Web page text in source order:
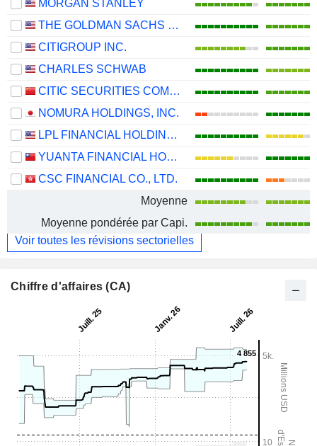
MORGAN STANLEY
THE GOLDMAN SACHS GROUP, INC.
CITIGROUP INC.
CHARLES SCHWAB
CITIC SECURITIES COMPANY LIMITED
NOMURA HOLDINGS, INC.
LPL FINANCIAL HOLDINGS INC.
YUANTA FINANCIAL HOLDING CO., LTD.
CSC FINANCIAL CO., LTD.
Moyenne
Moyenne pondérée par Capi.
Voir toutes les révisions sectorielles
Chiffre d'affaires (CA)